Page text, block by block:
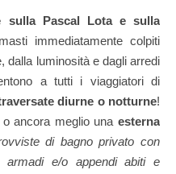
sulla Pascal Lota e sulla
immediatamente colpiti
dalla luminosità e dagli arredi
a tutti i viaggiatori di
diurne o notturne!
ancora meglio una esterna
di bagno privato con
armadi e/o appendi abiti e